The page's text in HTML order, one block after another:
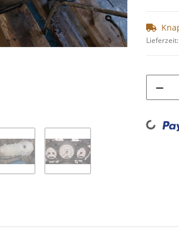
Lieferzeit:
Loading...